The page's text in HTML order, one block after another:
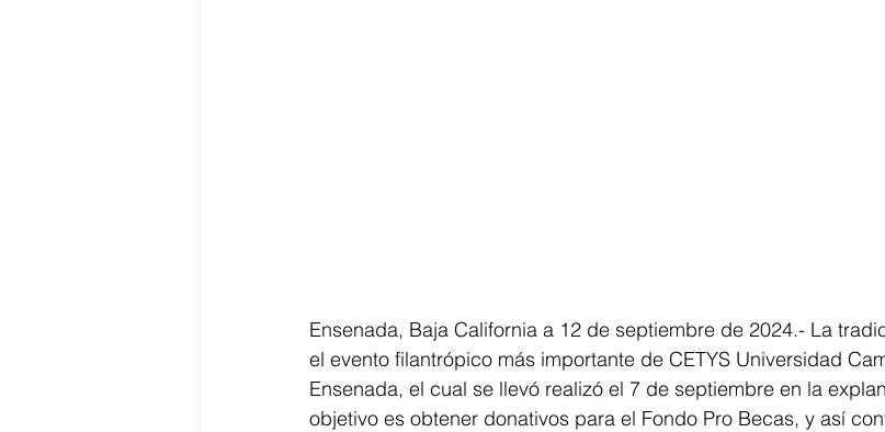
Ensenada, Baja California a 12 de septiembre de 2024.- La
el evento filantrópico más importante de CETYS Universidad
Ensenada, el cual se llevó realizó el 7 de septiembre en la
objetivo es obtener donativos para el Fondo Pro Becas, y así